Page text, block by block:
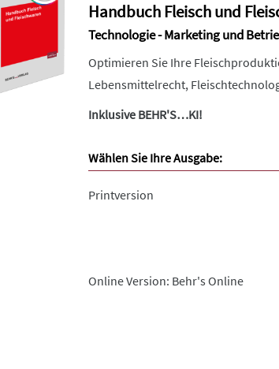
Handbuch Fleisch und
Technologie - Marketing und
Optimieren Sie Ihre
Lebensmittelrecht,
Inklusive BEHR'S…KI!
Wählen Sie Ihre Ausgabe:
Printversion
Online Version: Behr's Online